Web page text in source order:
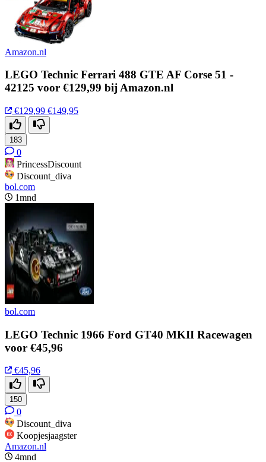
Amazon.nl
LEGO Technic Ferrari 488 GTE AF Corse 51 -
42125 voor €129,99 bij Amazon.nl
€129,99 €149,95
183
0
PrincessDiscount
Discount_diva
bol.com
1mnd
bol.com
LEGO Technic 1966 Ford GT40 MKII Racewagen
voor €45,96
€45,96
150
0
Discount_diva
Koopjesjaagster
Amazon.nl
4mnd